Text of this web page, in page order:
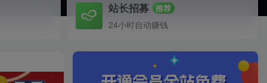
站长招募 推荐
24小时自动赚钱